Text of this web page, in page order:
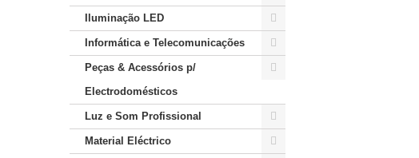
Iluminação LED
Informática e Telecomunicações
Peças & Acessórios p/
Electrodomésticos
Luz e Som Profissional
Material Eléctrico